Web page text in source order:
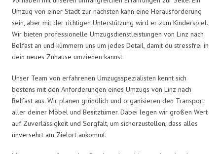
Umzug von einer Stadt zur nächsten kann eine Herausforderung
sein, aber mit der richtigen Unterstützung wird er zum Kinderspiel.
Wir bieten professionelle Umzugsdienstleistungen von Linz nach
Belfast an und kümmern uns um jedes Detail, damit du stressfrei in
dein neues Zuhause umziehen kannst.
Unser Team von erfahrenen Umzugsspezialisten kennt sich
bestens mit den Anforderungen eines Umzugs von Linz nach
Belfast aus. Wir planen gründlich und organisieren den Transport
aller deiner Möbel und Besitztümer. Dabei legen wir großen Wert
auf Zuverlässigkeit und Sorgfalt, um sicherzustellen, dass alles
unversehrt am Zielort ankommt.